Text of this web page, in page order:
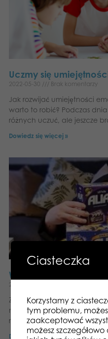
Uczmy się
2022-05-30 Brak komentarzy
Jak rozwijać umiejętności
warto to robić? Podczas
różnych uczuć, ale jeszcze
Dowiedz się więcej »
Wywiad z fanką Aliasa
2022-05-20
Z Aliasem zawsze się lepiej
miliony fanów i fanek na
rozmowę z jedną z nich, by
Dowiedz się więcej »
Ciasteczka
Korzystamy z
tym problemu,
zaakceptować
możesz